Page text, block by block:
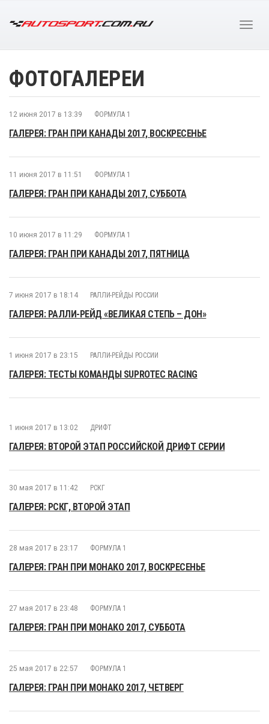
ФОТОГАЛЕРЕИ
12 июня 2017 в 13:39 ФОРМУЛА 1
ГАЛЕРЕЯ: ГРАН ПРИ КАНАДЫ 2017, ВОСКРЕСЕНЬЕ
11 июня 2017 в 11:51 ФОРМУЛА 1
ГАЛЕРЕЯ: ГРАН ПРИ КАНАДЫ 2017, СУББОТА
10 июня 2017 в 11:29 ФОРМУЛА 1
ГАЛЕРЕЯ: ГРАН ПРИ КАНАДЫ 2017, ПЯТНИЦА
7 июня 2017 в 18:14 РАЛЛИ-РЕЙДЫ РОССИИ
ГАЛЕРЕЯ: РАЛЛИ-РЕЙД «ВЕЛИКАЯ СТЕПЬ – ДОН»
1 июня 2017 в 23:15 РАЛЛИ-РЕЙДЫ РОССИИ
ГАЛЕРЕЯ: ТЕСТЫ КОМАНДЫ SUPROTEC RACING
1 июня 2017 в 13:02 ДРИФТ
ГАЛЕРЕЯ: ВТОРОЙ ЭТАП РОССИЙСКОЙ ДРИФТ СЕРИИ
30 мая 2017 в 11:42 РСКГ
ГАЛЕРЕЯ: РСКГ, ВТОРОЙ ЭТАП
28 мая 2017 в 23:17 ФОРМУЛА 1
ГАЛЕРЕЯ: ГРАН ПРИ МОНАКО 2017, ВОСКРЕСЕНЬЕ
27 мая 2017 в 23:48 ФОРМУЛА 1
ГАЛЕРЕЯ: ГРАН ПРИ МОНАКО 2017, СУББОТА
25 мая 2017 в 22:57 ФОРМУЛА 1
ГАЛЕРЕЯ: ГРАН ПРИ МОНАКО 2017, ЧЕТВЕРГ